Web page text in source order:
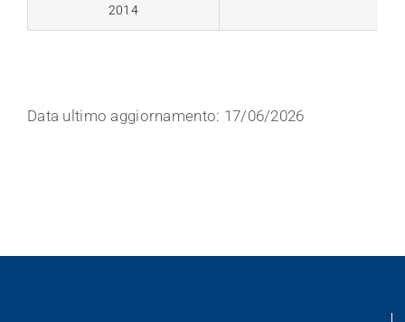
2014
Data ultimo aggiornamento: 17/06/2026